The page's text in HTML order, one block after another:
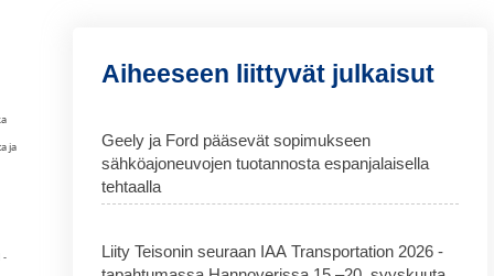
ja
-
Aiheeseen liittyvät julkaisut
Geely ja Ford pääsevät sopimukseen
sähköajoneuvojen tuotannosta espanjalaisella
tehtaalla
Liity Teisonin seuraan IAA Transportation 2026 -